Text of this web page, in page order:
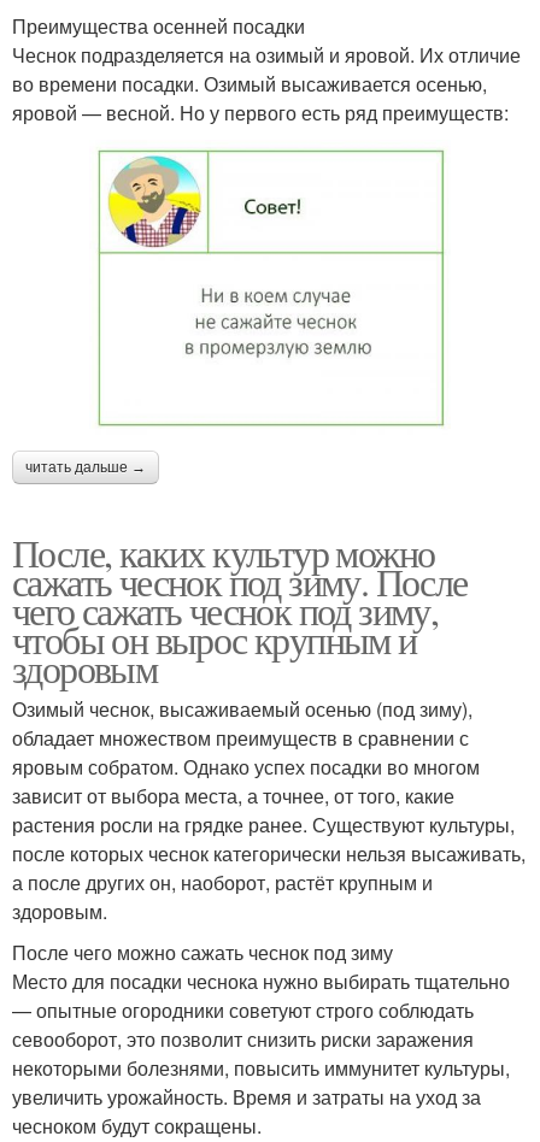
Преимущества осенней посадки
Чеснок подразделяется на озимый и яровой. Их отличие
во времени посадки. Озимый высаживается осенью,
яровой — весной. Но у первого есть ряд преимуществ:
читать дальше →
После, каких культур можно
сажать чеснок под зиму. После
чего сажать чеснок под зиму,
чтобы он вырос крупным и
здоровым
Озимый чеснок, высаживаемый осенью (под зиму),
обладает множеством преимуществ в сравнении с
яровым собратом. Однако успех посадки во многом
зависит от выбора места, а точнее, от того, какие
растения росли на грядке ранее. Существуют культуры,
после которых чеснок категорически нельзя высаживать,
а после других он, наоборот, растёт крупным и
здоровым.
После чего можно сажать чеснок под зиму
Место для посадки чеснока нужно выбирать тщательно
— опытные огородники советуют строго соблюдать
севооборот, это позволит снизить риски заражения
некоторыми болезнями, повысить иммунитет культуры,
увеличить урожайность. Время и затраты на уход за
чесноком будут сокращены.